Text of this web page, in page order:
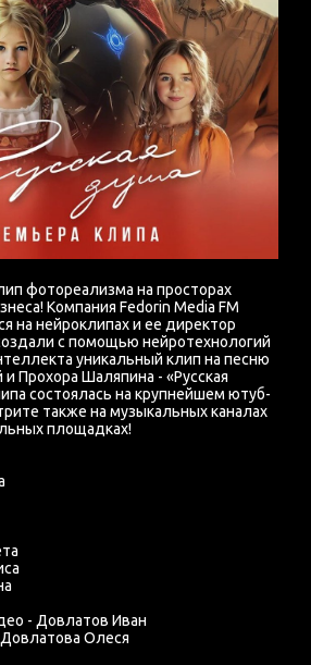
фотореализма на просторах
Компания Fedorin Media FM
на нейроклипах и ее директор
с помощью нейротехнологий
уникальный клип на песню
Прохора Шаляпина - «Русская
состоялась на крупнейшем ютуб-
также на музыкальных каналах
площадках!
- Довлатов Иван
Олеся